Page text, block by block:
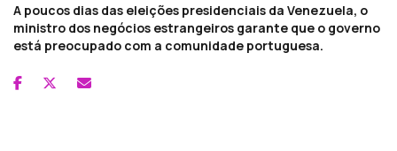
A poucos dias das eleições presidenciais da Venezuela, o
ministro dos negócios estrangeiros garante que o governo
está preocupado com a comunidade portuguesa.